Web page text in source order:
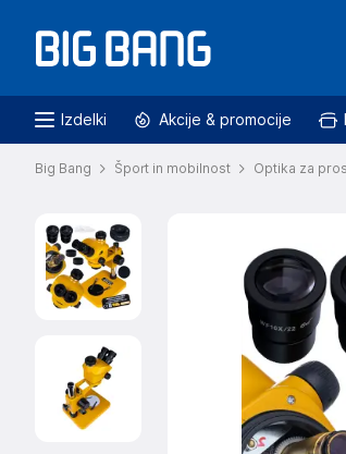
Izdelki Akcije & promocije
Big Bang Šport in mobilnost Optika za